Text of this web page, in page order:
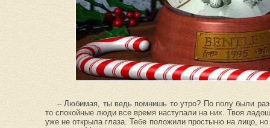
– Любимая, ты ведь помнишь то утро? По полу были
то спокойные люди все время наступали на них. Твоя
уже не открыла глаза. Тебе положили простыню на лицо,